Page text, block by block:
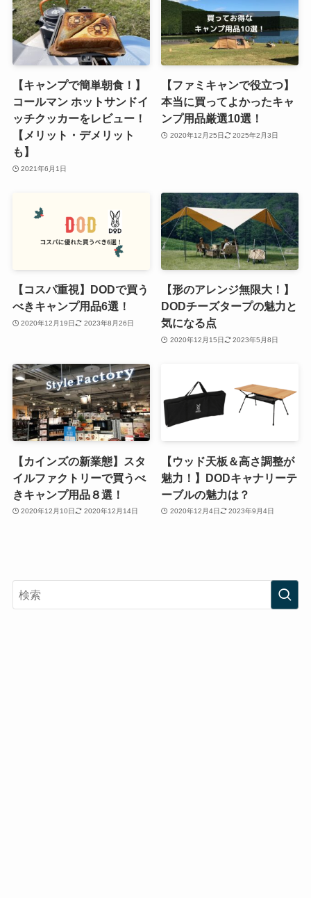
【キャンプで簡単朝食！】
コールマン ホットサンドイ
ッチクッカーをレビュー！
【メリット・デメリット
も】
2021年6月1日
【ファミキャンで役立つ】
本当に買ってよかったキャ
ンプ用品厳選10選！
2020年12月25日 2025年2月3日
【コスパ重視】DODで買う
べきキャンプ用品6選！
2020年12月19日 2023年8月26日
【形のアレンジ無限大！】
DODチーズタープの魅力と
気になる点
2020年12月15日 2023年5月8日
【カインズの新業態】スタ
イルファクトリーで買うべ
きキャンプ用品８選！
2020年12月10日 2020年12月14日
【ウッド天板＆高さ調整が
魅力！】DODキャナリーテ
ーブルの魅力は？
2020年12月4日 2023年9月4日